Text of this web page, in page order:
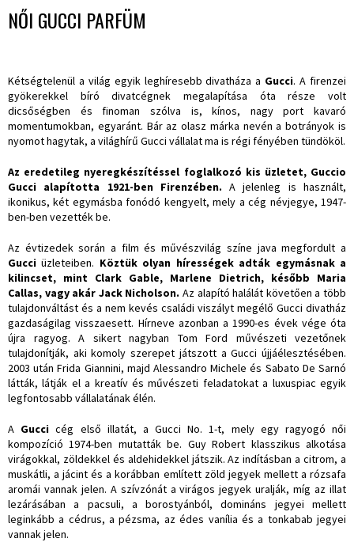
NŐI GUCCI PARFÜM
Kétségtelenül a világ egyik leghíresebb divatháza a Gucci. A firenzei
gyökerekkel bíró divatcégnek megalapítása óta része volt
dicsőségben és finoman szólva is, kínos, nagy port kavaró
momentumokban, egyaránt. Bár az olasz márka nevén a botrányok is
nyomot hagytak, a világhírű Gucci vállalat ma is régi fényében tündököl.
Az eredetileg nyeregkészítéssel foglalkozó kis üzletet, Guccio
Gucci alapította 1921-ben Firenzében. A jelenleg is használt,
ikonikus, két egymásba fonódó kengyelt, mely a cég névjegye, 1947-
ben-ben vezették be.
Az évtizedek során a film és művészvilág színe java megfordult a
Gucci üzleteiben. Köztük olyan hírességek adták egymásnak a
kilincset, mint Clark Gable, Marlene Dietrich, később Maria
Callas, vagy akár Jack Nicholson. Az alapító halálát követően a több
tulajdonváltást és a nem kevés családi viszályt megélő Gucci divatház
gazdaságilag visszaesett. Hírneve azonban a 1990-es évek vége óta
újra ragyog. A sikert nagyban Tom Ford művészeti vezetőnek
tulajdonítják, aki komoly szerepet játszott a Gucci újjáélesztésében.
2003 után Frida Giannini, majd Alessandro Michele és Sabato De Sarnó
látták, látják el a kreatív és művészeti feladatokat a luxuspiac egyik
legfontosabb vállalatának élén.
A Gucci cég első illatát, a Gucci No. 1-t, mely egy ragyogó női
kompozíció 1974-ben mutatták be. Guy Robert klasszikus alkotása
virágokkal, zöldekkel és aldehidekkel játszik. Az indításban a citrom, a
muskátli, a jácint és a korábban említett zöld jegyek mellett a rózsafa
aromái vannak jelen. A szívzónát a virágos jegyek uralják, míg az illat
lezárásában a pacsuli, a borostyánból, domináns jegyei mellett
leginkább a cédrus, a pézsma, az édes vanília és a tonkabab jegyei
vannak jelen.